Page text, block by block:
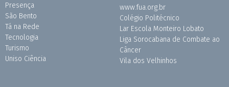
Presença
São Bento
Tá na Rede
Tecnologia
Turismo
Uniso Ciência
www.fua.org.br
Colégio Politécnico
Lar Escola Monteiro Lobato
Liga Sorocabana de Combate ao
Câncer
Vila dos Velhinhos